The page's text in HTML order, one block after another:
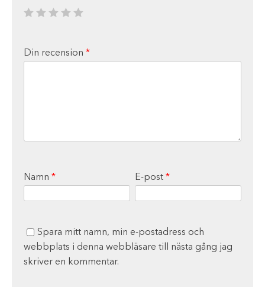
Din recension *
Namn * E-post *
Spara mitt namn, min e-postadress och
webbplats i denna webbläsare till nästa gång jag
skriver en kommentar.